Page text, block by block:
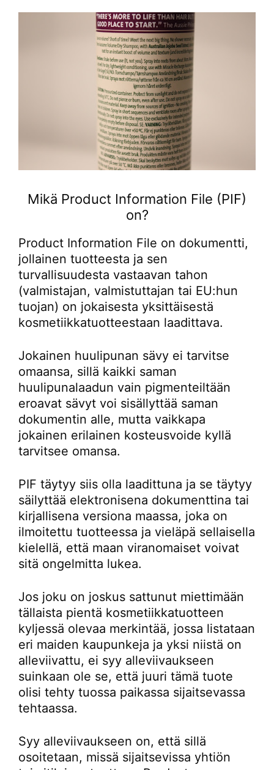
Mikä Product Information File (PIF)
on?
Product Information File on dokumentti,
jollainen tuotteesta ja sen
turvallisuudesta vastaavan tahon
(valmistajan, valmistuttajan tai EU:hun
tuojan) on jokaisesta yksittäisestä
kosmetiikkatuotteestaan laadittava.
Jokainen huulipunan sävy ei tarvitse
omaansa, sillä kaikki saman
huulipunalaadun vain pigmenteiltään
eroavat sävyt voi sisällyttää saman
dokumentin alle, mutta vaikkapa
jokainen erilainen kosteusvoide kyllä
tarvitsee omansa.
PIF täytyy siis olla laadittuna ja se täytyy
säilyttää elektronisena dokumenttina tai
kirjallisena versiona maassa, joka on
ilmoitettu tuotteessa ja vieläpä sellaisella
kielellä, että maan viranomaiset voivat
sitä ongelmitta lukea.
Jos joku on joskus sattunut miettimään
tällaista pientä kosmetiikkatuotteen
kyljessä olevaa merkintää, jossa listataan
eri maiden kaupunkeja ja yksi niistä on
alleviivattu, ei syy alleviivaukseen
suinkaan ole se, että juuri tämä tuote
olisi tehty tuossa paikassa sijaitsevassa
tehtaassa.
Syy alleviivaukseen on, että sillä
osoitetaan, missä sijaitsevissa yhtiön